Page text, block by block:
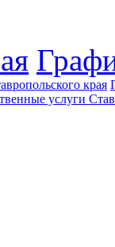
края
услуги